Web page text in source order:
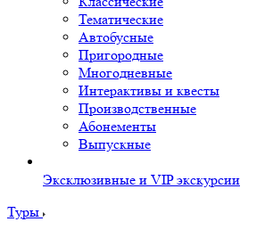
Тематические
Автобусные
Пригородные
Многодневные
Интерактивы и квесты
Производственные
Абонементы
Выпускные
Эксклюзивные и VIP экскурсии
Туры